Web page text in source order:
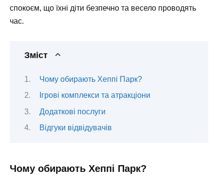
спокоєм, що їхні діти безпечно та весело проводять
час.
Зміст
Чому обирають Хеппі Парк?
Ігрові комплекси та атракціони
Додаткові послуги
Відгуки відвідувачів
Чому обирають Хеппі Парк?